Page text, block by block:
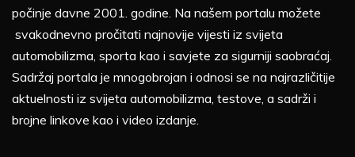
počinje davne 2001. godine. Na našem portalu možete
svakodnevno pročitati najnovije vijesti iz svijeta
automobilizma, sporta kao i savjete za sigurniji saobraćaj.
Sadržaj portala je mnogobrojan i odnosi se na najrazličitije
aktuelnosti iz svijeta automobilizma, testove, a sadrži i
brojne linkove kao i video izdanje.